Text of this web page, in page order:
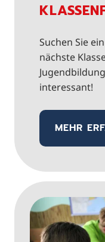
Suchen Sie
nächste
interessant!
MEHR